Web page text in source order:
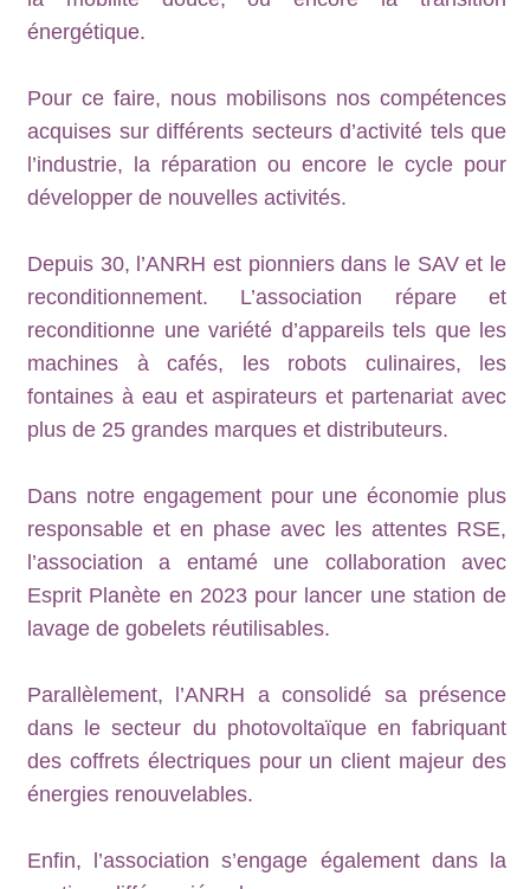
énergétique.
Pour ce faire, nous mobilisons nos compétences
acquises sur différents secteurs d’activité tels que
l’industrie, la réparation ou encore le cycle pour
développer de nouvelles activités.
Depuis 30, l’ANRH est pionniers dans le SAV et le
reconditionnement. L’association répare et
reconditionne une variété d’appareils tels que les
machines à cafés, les robots culinaires, les
fontaines à eau et aspirateurs et partenariat avec
plus de 25 grandes marques et distributeurs.
Dans notre engagement pour une économie plus
responsable et en phase avec les attentes RSE,
l’association a entamé une collaboration avec
Esprit Planète en 2023 pour lancer une station de
lavage de gobelets réutilisables.
Parallèlement, l’ANRH a consolidé sa présence
dans le secteur du photovoltaïque en fabriquant
des coffrets électriques pour un client majeur des
énergies renouvelables.
Enfin, l’association s’engage également dans la